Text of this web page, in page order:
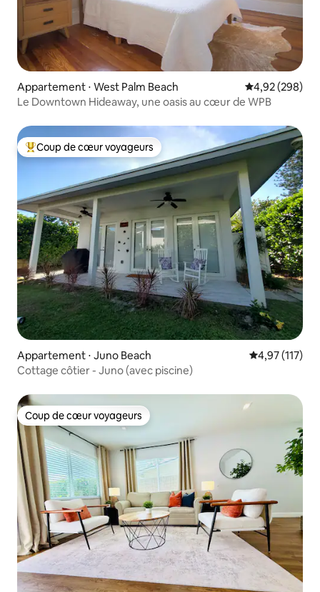
Appartement ⋅ West Palm Beach Évaluation
4,92 (298)
Le Downtown Hideaway, une oasis au cœur de WPB
Coups de cœur voyageurs les plus appréciés
Coup de cœur voyageurs
Appartement ⋅ Juno Beach Évaluation
4,97 (117)
Cottage côtier - Juno (avec piscine)
Coup de cœur voyageurs
Coup de cœur voyageurs